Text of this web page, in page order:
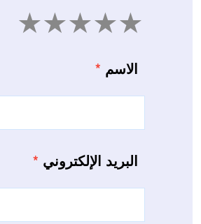
4 3 2 1
الاسم *
البريد الإلكتروني *